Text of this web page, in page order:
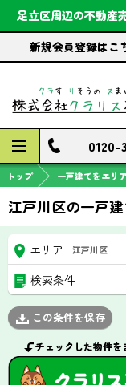
足立区周辺の不動産
新規会員登録はこ
0120-
トップ 一戸建てをエリ
江戸川区の一戸建
エリア 江戸川区
検索条件
この条件を保存
チェックした物件を